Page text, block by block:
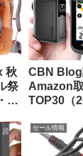
秋
祭
ア
た
CBN Blog
Amazon
TOP30（
セール情報